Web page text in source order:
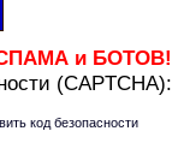
и БОТОВ!
(CAPTCHA):